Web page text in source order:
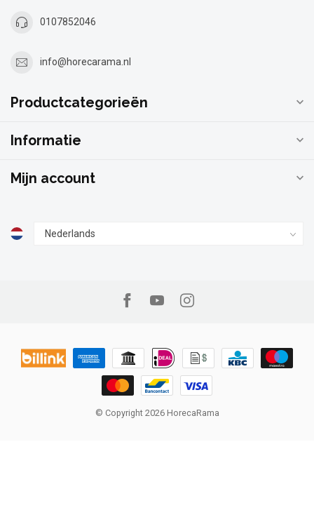
0107852046
info@horecarama.nl
Productcategorieën
Informatie
Mijn account
© Copyright 2026 HorecaRama